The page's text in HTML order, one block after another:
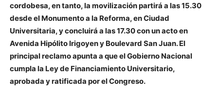
cordobesa, en tanto, la movilización partirá a las 15.30
desde el Monumento a la Reforma, en Ciudad
Universitaria, y concluirá a las 17.30 con un acto en
Avenida Hipólito Irigoyen y Boulevard San Juan. El
principal reclamo apunta a que el Gobierno Nacional
cumpla la Ley de Financiamiento Universitario,
aprobada y ratificada por el Congreso.